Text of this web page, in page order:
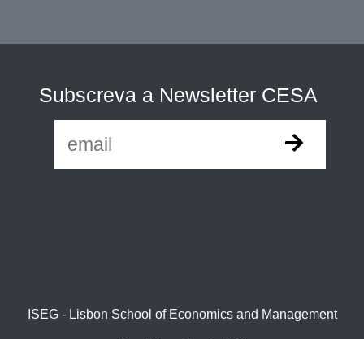
Subscreva a Newsletter CESA
ISEG - Lisbon School of Economics and Management